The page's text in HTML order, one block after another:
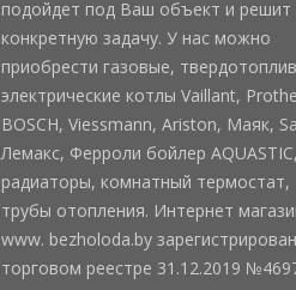
подойдет под Ваш объект и решит
конкретную задачу. У нас можно
приобрести газовые,
электрические котлы Vaillant,
BOSCH, Viessmann, Ariston, Маяк,
Лемакс, Ферроли бойлер AQUASTIC,
радиаторы, комнатный термостат,
трубы отопления. Интернет
www. bezholoda.by
торговом реестре 31.12.2019